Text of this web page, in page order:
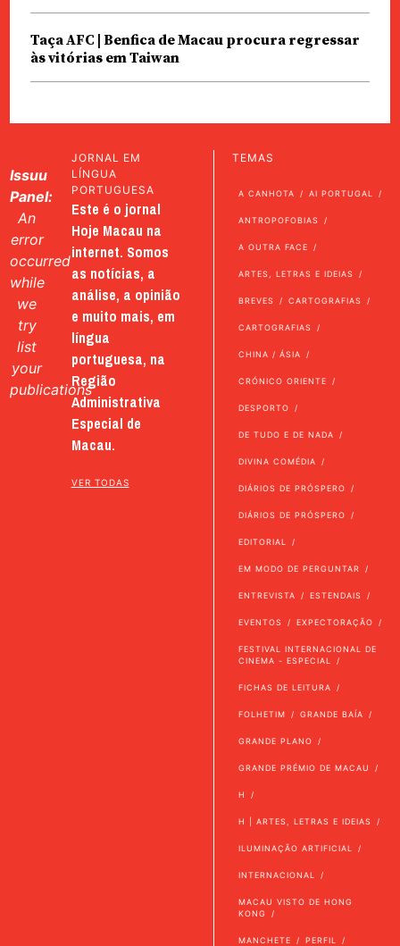
Taça AFC | Benfica de Macau procura regressar
às vitórias em Taiwan
Issuu
Panel:
An
error
occurred
while
we
try
list
your
publications
JORNAL EM
LÍNGUA
PORTUGUESA
Este é o jornal
Hoje Macau na
internet. Somos
as notícias, a
análise, a opinião
e muito mais, em
língua
portuguesa, na
Região
Administrativa
Especial de
Macau.
VER TODAS
TEMAS
A CANHOTA AI PORTUGAL
ANTROPOFOBIAS
A OUTRA FACE
ARTES, LETRAS E IDEIAS
BREVES CARTOGRAFIAS
CARTOGRAFIAS
CHINA / ÁSIA
CRÓNICO ORIENTE
DESPORTO
DE TUDO E DE NADA
DIVINA COMÉDIA
DIÁRIOS DE PRÓSPERO
DIÁRIOS DE PRÓSPERO
EDITORIAL
EM MODO DE PERGUNTAR
ENTREVISTA ESTENDAIS
EVENTOS EXPECTORAÇÃO
FESTIVAL INTERNACIONAL DE
CINEMA - ESPECIAL
FICHAS DE LEITURA
FOLHETIM GRANDE BAÍA
GRANDE PLANO
GRANDE PRÉMIO DE MACAU
H
H | ARTES, LETRAS E IDEIAS
ILUMINAÇÃO ARTIFICIAL
INTERNACIONAL
MACAU VISTO DE HONG
KONG
MANCHETE PERFIL